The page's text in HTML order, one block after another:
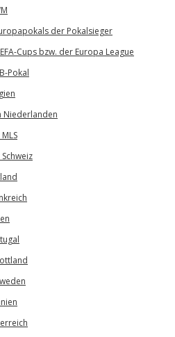
der Pokalsieger
Cups bzw. der Europa League
Pokal
Niederlanden